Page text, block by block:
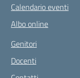
Calendario eventi
Albo online
Genitori
Docenti